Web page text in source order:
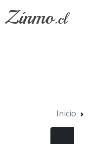
Zinmo.cl
Inicio